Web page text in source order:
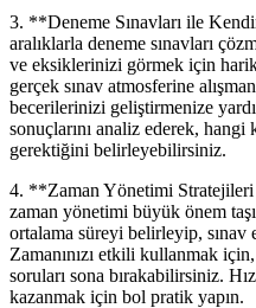
3. **Deneme Sınavları ile
aralıklarla deneme sınavları
ve eksiklerinizi görmek için
gerçek sınav atmosferine
becerilerinizi geliştirmenize
sonuçlarını analiz ederek, hangi
gerektiğini belirleyebilirsiniz.
4. **Zaman Yönetimi
zaman yönetimi büyük önem
ortalama süreyi belirleyip, sınav
Zamanınızı etkili kullanmak
soruları sona bırakabilirsiniz.
kazanmak için bol pratik yapın.